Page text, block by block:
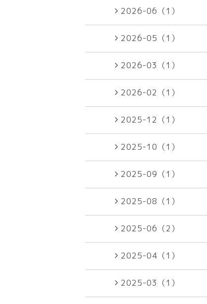
2026-06（1）
2026-05（1）
2026-03（1）
2026-02（1）
2025-12（1）
2025-10（1）
2025-09（1）
2025-08（1）
2025-06（2）
2025-04（1）
2025-03（1）